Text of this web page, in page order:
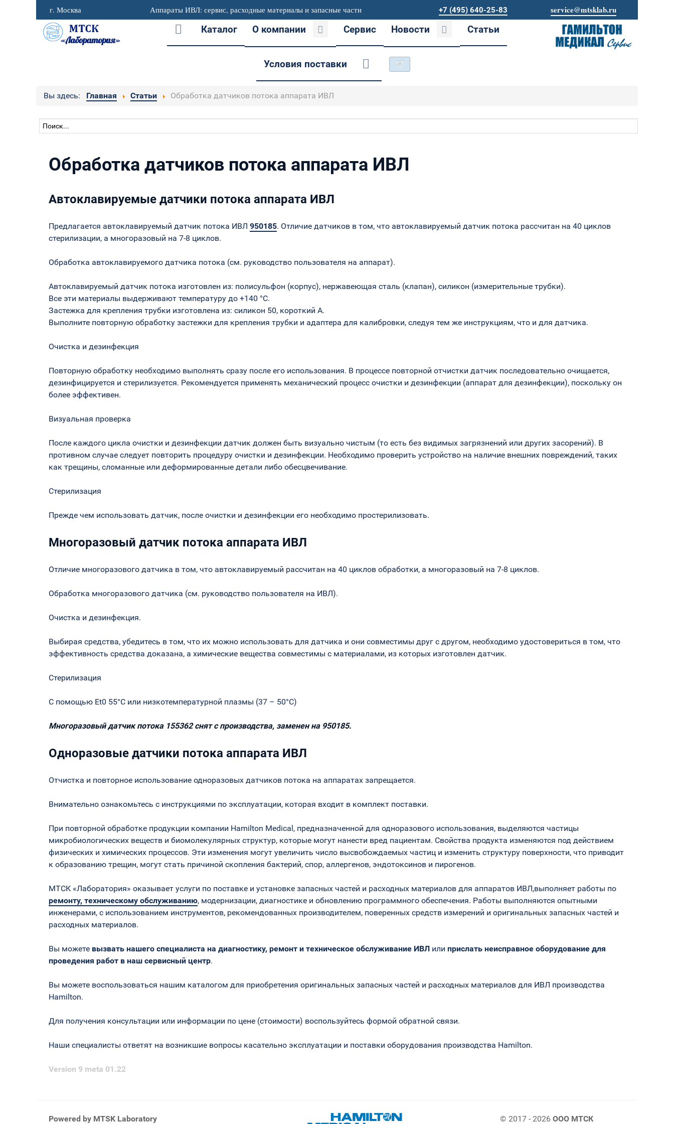
г. Москва Аппараты ИВЛ: сервис, расходные материалы и запасные части +7 (495) 640-25-83 service@mtsklab.ru
Каталог О компании Сервис Новости Статьи
Условия поставки 🛒
Вы здесь: Главная Статьи Обработка датчиков потока аппарата ИВЛ
Обработка датчиков потока аппарата ИВЛ
Автоклавируемые датчики потока аппарата ИВЛ
Предлагается автоклавируемый датчик потока ИВЛ 950185. Отличие датчиков в том, что автоклавируемый датчик потока рассчитан на 40 циклов
стерилизации, а многоразовый на 7-8 циклов.
Обработка автоклавируемого датчика потока (см. руководство пользователя на аппарат).
Автоклавируемый датчик потока изготовлен из: полисульфон (корпус), нержавеющая сталь (клапан), силикон (измерительные трубки).
Все эти материалы выдерживают температуру до +140 °C.
Застежка для крепления трубки изготовлена из: силикон 50, короткий A.
Выполните повторную обработку застежки для крепления трубки и адаптера для калибровки, следуя тем же инструкциям, что и для датчика.
Очистка и дезинфекция
Повторную обработку необходимо выполнять сразу после его использования. В процессе повторной отчистки датчик последовательно очищается,
дезинфицируется и стерилизуется. Рекомендуется применять механический процесс очистки и дезинфекции (аппарат для дезинфекции), поскольку он
более эффективен.
Визуальная проверка
После каждого цикла очистки и дезинфекции датчик должен быть визуально чистым (то есть без видимых загрязнений или других засорений). В
противном случае следует повторить процедуру очистки и дезинфекции. Необходимо проверить устройство на наличие внешних повреждений, таких
как трещины, сломанные или деформированные детали либо обесцвечивание.
Стерилизация
Прежде чем использовать датчик, после очистки и дезинфекции его необходимо простерилизовать.
Многоразовый датчик потока аппарата ИВЛ
Отличие многоразового датчика в том, что автоклавируемый рассчитан на 40 циклов обработки, а многоразовый на 7-8 циклов.
Обработка многоразового датчика (см. руководство пользователя на ИВЛ).
Очистка и дезинфекция.
Выбирая средства, убедитесь в том, что их можно использовать для датчика и они совместимы друг с другом, необходимо удостовериться в том, что
эффективность средства доказана, а химические вещества совместимы с материалами, из которых изготовлен датчик.
Стерилизация
С помощью Et0 55°C или низкотемпературной плазмы (37 – 50°C)
Многоразовый датчик потока 155362 снят с производства, заменен на 950185.
Одноразовые датчики потока аппарата ИВЛ
Отчистка и повторное использование одноразовых датчиков потока на аппаратах запрещается.
Внимательно ознакомьтесь с инструкциями по эксплуатации, которая входит в комплект поставки.
При повторной обработке продукции компании Hamilton Medical, предназначенной для одноразового использования, выделяются частицы
микробиологических веществ и биомолекулярных структур, которые могут нанести вред пациентам. Свойства продукта изменяются под действием
физических и химических процессов. Эти изменения могут увеличить число высвобождаемых частиц и изменить структуру поверхности, что приводит
к образованию трещин, могут стать причиной скопления бактерий, спор, аллергенов, эндотоксинов и пирогенов.
МТСК «Лаборатория» оказывает услуги по поставке и установке запасных частей и расходных материалов для аппаратов ИВЛ,выполняет работы по
ремонту, техническому обслуживанию, модернизации, диагностике и обновлению программного обеспечения. Работы выполняются опытными
инженерами, с использованием инструментов, рекомендованных производителем, поверенных средств измерений и оригинальных запасных частей и
расходных материалов.
Вы можете вызвать нашего специалиста на диагностику, ремонт и техническое обслуживание ИВЛ или прислать неисправное оборудование для
проведения работ в наш сервисный центр.
Вы можете воспользоваться нашим каталогом для приобретения оригинальных запасных частей и расходных материалов для ИВЛ производства
Hamilton.
Для получения консультации или информации по цене (стоимости) воспользуйтесь формой обратной связи.
Наши специалисты ответят на возникшие вопросы касательно эксплуатации и поставки оборудования производства Hamilton.
Version 9 meta 01.22
Powered by MTSK Laboratory © 2017 - 2026 ООО МТСК